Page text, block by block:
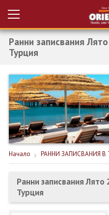
Вход за агенти
НОВА ГОДИНА ТУРЦИЯ
НОВА ГОДИНА
ПОЧИВКИ
КРУИЗИ
ЕКСКУРЗИИ
Ранни записвания
Турция
Начало РАННИ ЗАПИСВАНИЯ В
Ранни записвания
Турция